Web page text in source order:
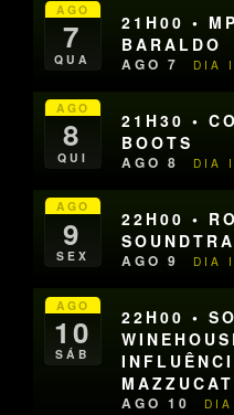
AGO
7
QUA
21H00 •
BARALDO
AGO 7 DIA
AGO
8
QUI
21H30 •
BOOTS
AGO 8 DIA
AGO
9
SEX
22H00 •
AGO 9 DIA
AGO
10
SÁB
22H00 •
AGO 10